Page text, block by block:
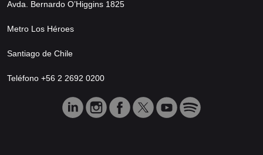
Avda. Bernardo O’Higgins 1825
Metro Los Héroes
Santiago de Chile
Teléfono +56 2 2692 0200